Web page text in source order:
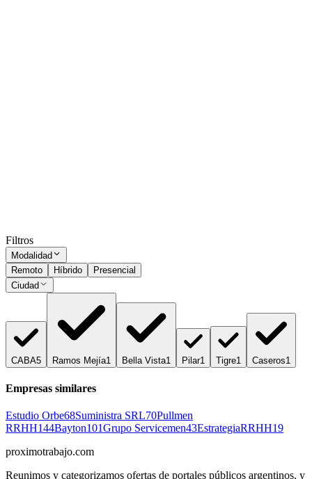
Filtros
Modalidad
Remoto
Híbrido
Presencial
Ciudad
CABA5 Ramos Mejía1 Bella Vista1 Pilar1 Tigre1 Caseros1
Empresas similares
Estudio Orbe68Suministra SRL70Pullmen
RRHH144Bayton101Grupo Servicemen43EstrategiaRRHH19
proximotrabajo.com
Reunimos y categorizamos ofertas de portales públicos argentinos, y